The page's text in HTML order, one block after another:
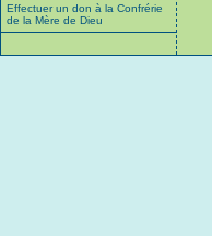
Effectuer un don à la Confrérie
de la Mère de Dieu